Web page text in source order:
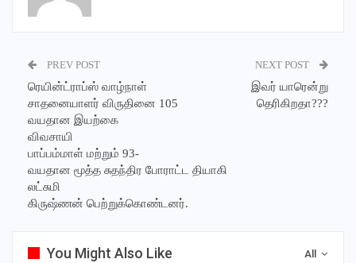
PREV POST
ரெயின்ட்ராப்ஸ் வாழ்நாள்
சாதனையாளர் விருதினை 105
வயதான இயற்கை
விவசாயி
பாப்பம்மாள் மற்றும் 93-
வயதான மூத்த சுதந்திர போராட்ட தியாகி
லட்சுமி
கிருஷ்ணன் பெற்றுக்கொண்டனர்.
NEXT POST
இவர் யாரென்று
தெரிகிறதா???
All
You Might Also Like